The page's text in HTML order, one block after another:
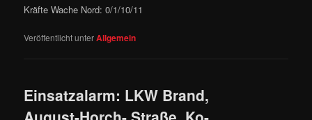
Kräfte Wache Nord: 0/1/10/11
Veröffentlicht unterAllgemein
Einsatzalarm: LKW Brand,